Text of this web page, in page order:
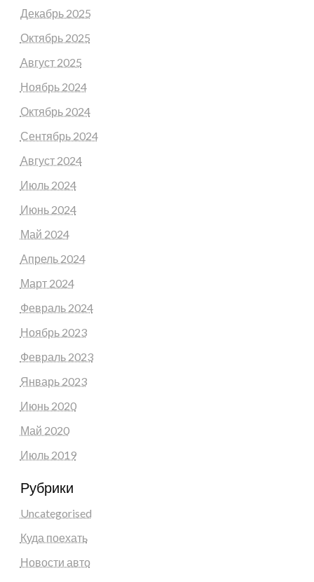
Декабрь 2025
Октябрь 2025
Август 2025
Ноябрь 2024
Октябрь 2024
Сентябрь 2024
Август 2024
Июль 2024
Июнь 2024
Май 2024
Апрель 2024
Март 2024
Февраль 2024
Ноябрь 2023
Февраль 2023
Январь 2023
Июнь 2020
Май 2020
Июль 2019
Рубрики
Uncategorised
Куда поехать
Новости авто